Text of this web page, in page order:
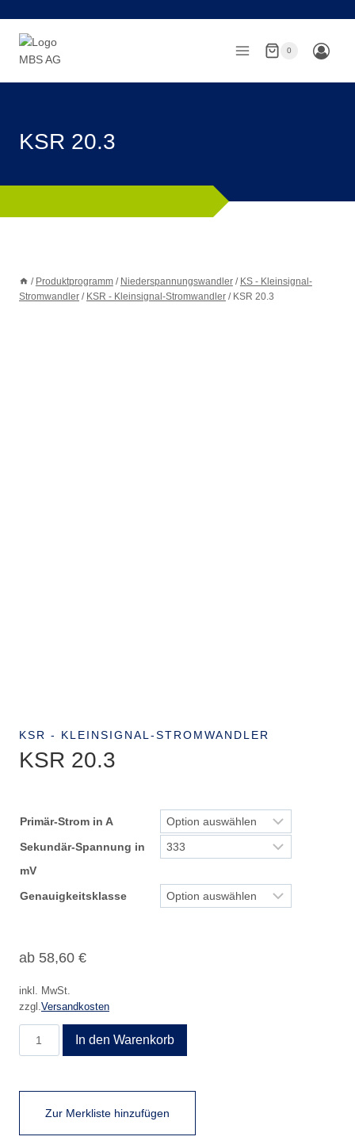
springen
0
KSR 20.3
/ Produktprogramm / Niederspannungswandler / KS - Kleinsignal-
Stromwandler / KSR - Kleinsignal-Stromwandler / KSR 20.3
KSR - KLEINSIGNAL-STROMWANDLER
KSR 20.3
Primär-Strom in A
Sekundär-Spannung in
mV
Genauigkeitsklasse
ab 58,60 €
inkl. MwSt.
zzgl.Versandkosten
In den Warenkorb
Zur Merkliste hinzufügen